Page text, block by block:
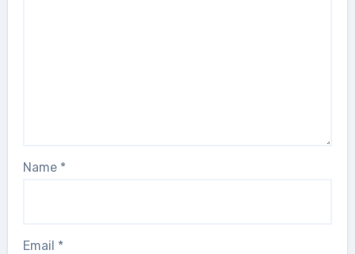
Name *
Email *